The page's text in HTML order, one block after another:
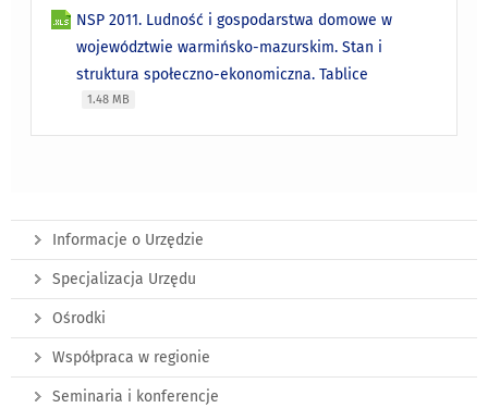
NSP 2011. Ludność i gospodarstwa domowe w
województwie warmińsko-mazurskim. Stan i
struktura społeczno-ekonomiczna. Tablice
1.48 MB
Informacje o Urzędzie
Specjalizacja Urzędu
Ośrodki
Współpraca w regionie
Seminaria i konferencje